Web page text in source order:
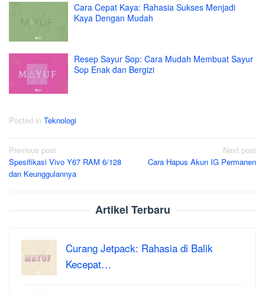
Cara Cepat Kaya: Rahasia Sukses Menjadi
Kaya Dengan Mudah
Resep Sayur Sop: Cara Mudah Membuat Sayur
Sop Enak dan Bergizi
Posted in Teknologi
Post
navigation
Previous post
Spesifikasi Vivo Y67 RAM 6/128
dan Keunggulannya
Next post
Cara Hapus Akun IG Permanen
Artikel Terbaru
Curang Jetpack: Rahasia di Balik
Kecepat…